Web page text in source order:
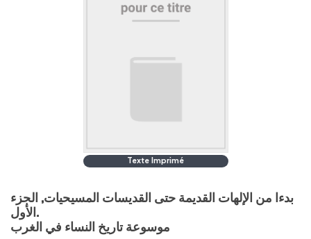
Texte Imprimé
بدءا من الإلهات القديمة حتى القديسات المسيحيات, الجزء
الأول.
موسوعة تاريخ النساء في الغرب